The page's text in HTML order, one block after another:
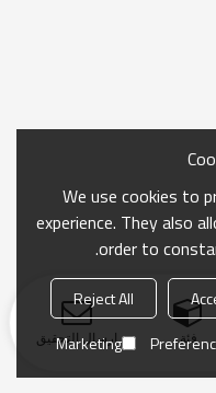
فئة ارسال التحقيق
We use cookies to
experience. They also
order to
Reject All
Marketing